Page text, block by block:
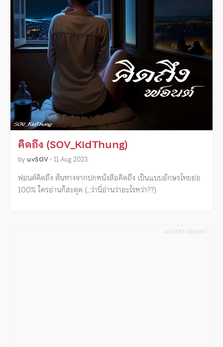
คิดถึง (SOV_KidThung)
by uvSOV • 11 Aug 2023
ฟอนต์คิดถึง ต้นทางจากปกหนังสือคิดถึง เป็นแบบอักษรไทยย่อ
100% ใครอ่านก็สะดุด (…ว่านี่อ่านว่าอะไรหว่า??)